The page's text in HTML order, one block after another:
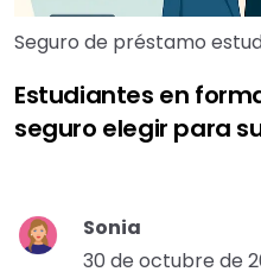
Seguro de préstamo
Estudiantes en
seguro elegir para
Sonia
30 de octubre de